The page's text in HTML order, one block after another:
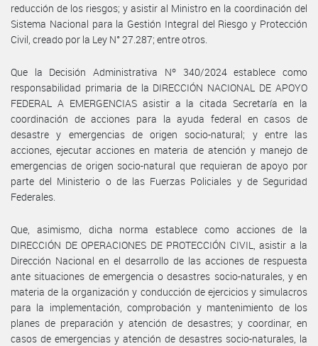
reducción de los riesgos; y asistir al Ministro en la coordinación del
Sistema Nacional para la Gestión Integral del Riesgo y Protección
Civil, creado por la Ley N° 27.287; entre otros.
Que la Decisión Administrativa Nº 340/2024 establece como
responsabilidad primaria de la DIRECCIÓN NACIONAL DE APOYO
FEDERAL A EMERGENCIAS asistir a la citada Secretaría en la
coordinación de acciones para la ayuda federal en casos de
desastre y emergencias de origen socio-natural; y entre las
acciones, ejecutar acciones en materia de atención y manejo de
emergencias de origen socio-natural que requieran de apoyo por
parte del Ministerio o de las Fuerzas Policiales y de Seguridad
Federales.
Que, asimismo, dicha norma establece como acciones de la
DIRECCIÓN DE OPERACIONES DE PROTECCIÓN CIVIL, asistir a la
Dirección Nacional en el desarrollo de las acciones de respuesta
ante situaciones de emergencia o desastres socio-naturales, y en
materia de la organización y conducción de ejercicios y simulacros
para la implementación, comprobación y mantenimiento de los
planes de preparación y atención de desastres; y coordinar, en
casos de emergencias y atención de desastres socio-naturales, la